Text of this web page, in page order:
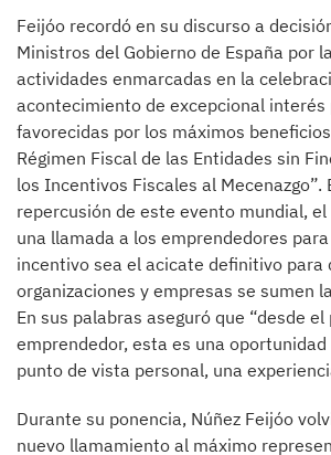
Feijóo recordó en su discurso a
Ministros del Gobierno de España por
actividades enmarcadas en la
acontecimiento de excepcional interés
favorecidas por los máximos
Régimen Fiscal de las Entidades sin
los Incentivos Fiscales al Mecenazgo”.
repercusión de este evento mundial,
una llamada a los emprendedores
incentivo sea el acicate definitivo para
organizaciones y empresas se sumen
En sus palabras aseguró que “desde
emprendedor, esta es una
punto de vista personal, una
Durante su ponencia, Núñez Feijóo
nuevo llamamiento al máximo